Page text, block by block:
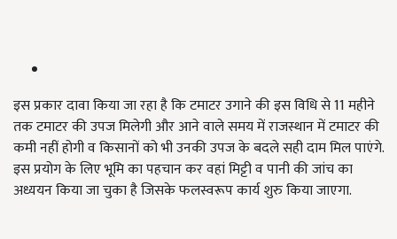
इस प्रकार दावा किया जा रहा है कि टमाटर उगाने की इस विधि से 11 महीने
तक टमाटर की उपज मिलेगी और आने वाले समय में राजस्थान में टमाटर की
कमी नहीं होगी व किसानों को भी उनकी उपज के बदले सही दाम मिल पाएंगे.
इस प्रयोग के लिए भूमि का पहचान कर वहां मिट्टी व पानी की जांच का
अध्ययन किया जा चुका है जिसके फलस्वरूप कार्य शुरु किया जाएगा.